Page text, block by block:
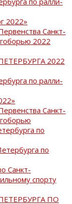
2022»
Санкт-
2022
2022
по ралли-
Санкт-
по
по
Санкт-
спорту
ПО